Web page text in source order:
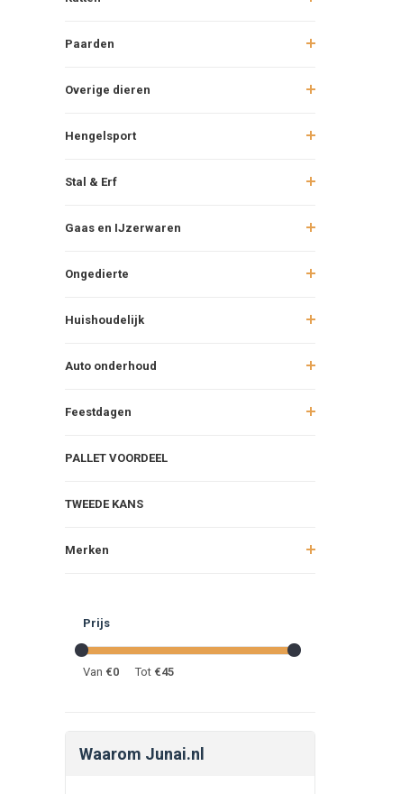
Paarden
Overige dieren
Hengelsport
Stal & Erf
Gaas en IJzerwaren
Ongedierte
Huishoudelijk
Auto onderhoud
Feestdagen
PALLET VOORDEEL
TWEEDE KANS
Merken
Prijs
Van €0 Tot €45
Waarom Junai.nl